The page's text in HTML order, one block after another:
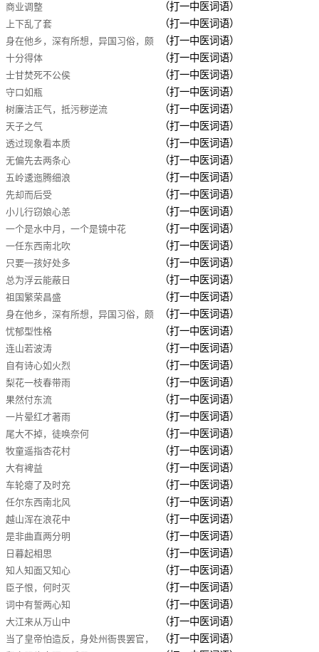
商业调整 （打一中医词语）
上下乱了套 （打一中医词语）
身在他乡，深有所想，异国习俗，颇
多不良
（打一中医词语）
十分得体 （打一中医词语）
士甘焚死不公侯 （打一中医词语）
守口如瓶 （打一中医词语）
树廉洁正气，抵污秽逆流 （打一中医词语）
天子之气 （打一中医词语）
透过现象看本质 （打一中医词语）
无偏先去两条心 （打一中医词语）
五岭逶迤腾细浪 （打一中医词语）
先却而后受 （打一中医词语）
小儿行窃娘心恙 （打一中医词语）
一个是水中月，一个是镜中花 （打一中医词语）
一任东西南北吹 （打一中医词语）
只要一孩好处多 （打一中医词语）
总为浮云能蔽日 （打一中医词语）
祖国繁荣昌盛 （打一中医词语）
身在他乡，深有所想，异国习俗，颇
多不良。
（打一中医词语）
忧郁型性格 （打一中医词语）
连山若波涛 （打一中医词语）
自有诗心如火烈 （打一中医词语）
梨花一枝春带雨 （打一中医词语）
果然付东流 （打一中医词语）
一片晕红才著雨 （打一中医词语）
尾大不掉，徒唤奈何 （打一中医词语）
牧童遥指杏花村 （打一中医词语）
大有裨益 （打一中医词语）
车轮瘪了及时充 （打一中医词语）
任尔东西南北风 （打一中医词语）
越山浑在浪花中 （打一中医词语）
是非曲直两分明 （打一中医词语）
日暮起相思 （打一中医词语）
知人知面又知心 （打一中医词语）
臣子恨，何时灭 （打一中医词语）
词中有誓两心知 （打一中医词语）
大江来从万山中 （打一中医词语）
当了皇帝怕造反，身处州衙畏罢官，
（打一中医词语）